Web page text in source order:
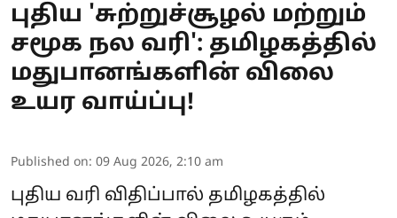
புதிய 'சுற்றுச்சூழல் மற்றும்
சமூக நல வரி': தமிழகத்தில்
மதுபானங்களின் விலை
உயர வாய்ப்பு!
Published on: 09 Aug 2026, 2:10 am
புதிய வரி விதிப்பால் தமிழகத்தில்